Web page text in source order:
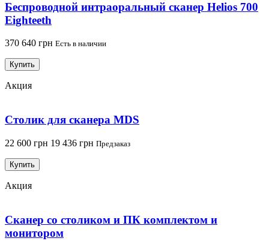
Беспроводной интраоральный сканер Helios 700
Eighteeth
370 640 грн Есть в наличии
Купить
Акция
Столик для сканера MDS
22 600 грн 19 436 грн Предзаказ
Купить
Акция
Сканер со столиком и ПК комплектом и
монитором